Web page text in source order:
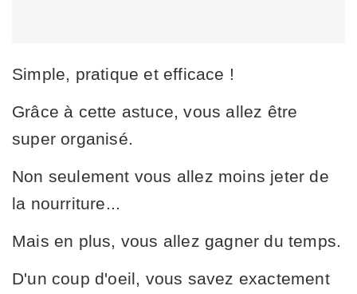
Simple, pratique et efficace !
Grâce à cette astuce, vous allez être
super organisé.
Non seulement vous allez moins jeter de
la nourriture...
Mais en plus, vous allez gagner du temps.
D'un coup d'oeil, vous savez exactement